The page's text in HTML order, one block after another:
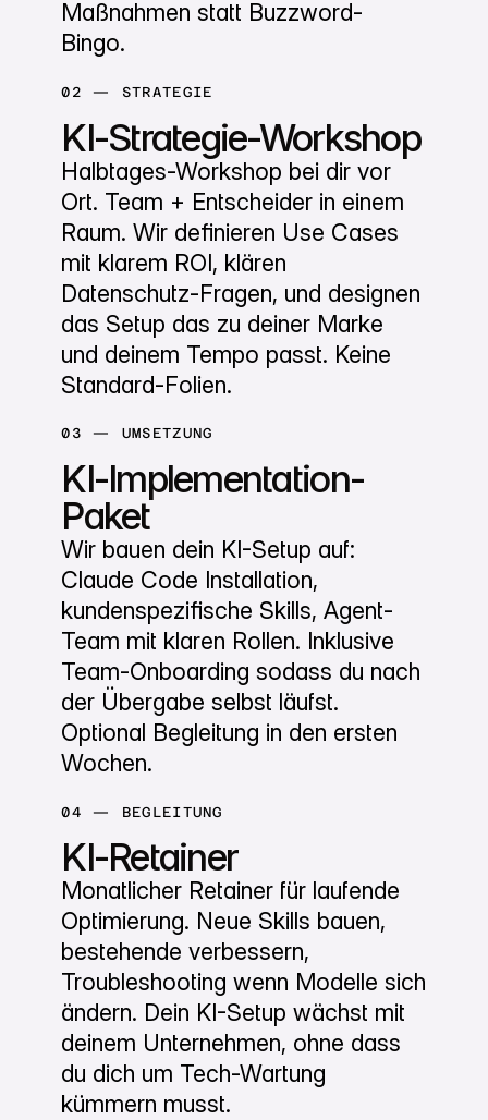
Maßnahmen statt Buzzword-
Bingo.
02 — STRATEGIE
KI-Strategie-Workshop
Halbtages-Workshop bei dir vor
Ort. Team + Entscheider in einem
Raum. Wir definieren Use Cases
mit klarem ROI, klären
Datenschutz-Fragen, und designen
das Setup das zu deiner Marke
und deinem Tempo passt. Keine
Standard-Folien.
03 — UMSETZUNG
KI-Implementation-
Paket
Wir bauen dein KI-Setup auf:
Claude Code Installation,
kundenspezifische Skills, Agent-
Team mit klaren Rollen. Inklusive
Team-Onboarding sodass du nach
der Übergabe selbst läufst.
Optional Begleitung in den ersten
Wochen.
04 — BEGLEITUNG
KI-Retainer
Monatlicher Retainer für laufende
Optimierung. Neue Skills bauen,
bestehende verbessern,
Troubleshooting wenn Modelle sich
ändern. Dein KI-Setup wächst mit
deinem Unternehmen, ohne dass
du dich um Tech-Wartung
kümmern musst.
Kontakt